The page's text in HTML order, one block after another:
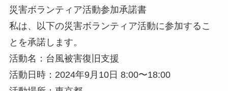
災害ボランティア活動参加承諾書
私は、以下の災害ボランティア活動に参加するこ
とを承諾します。
活動名：台風被害復旧支援
活動日時：2024年9月10日 8:00〜18:00